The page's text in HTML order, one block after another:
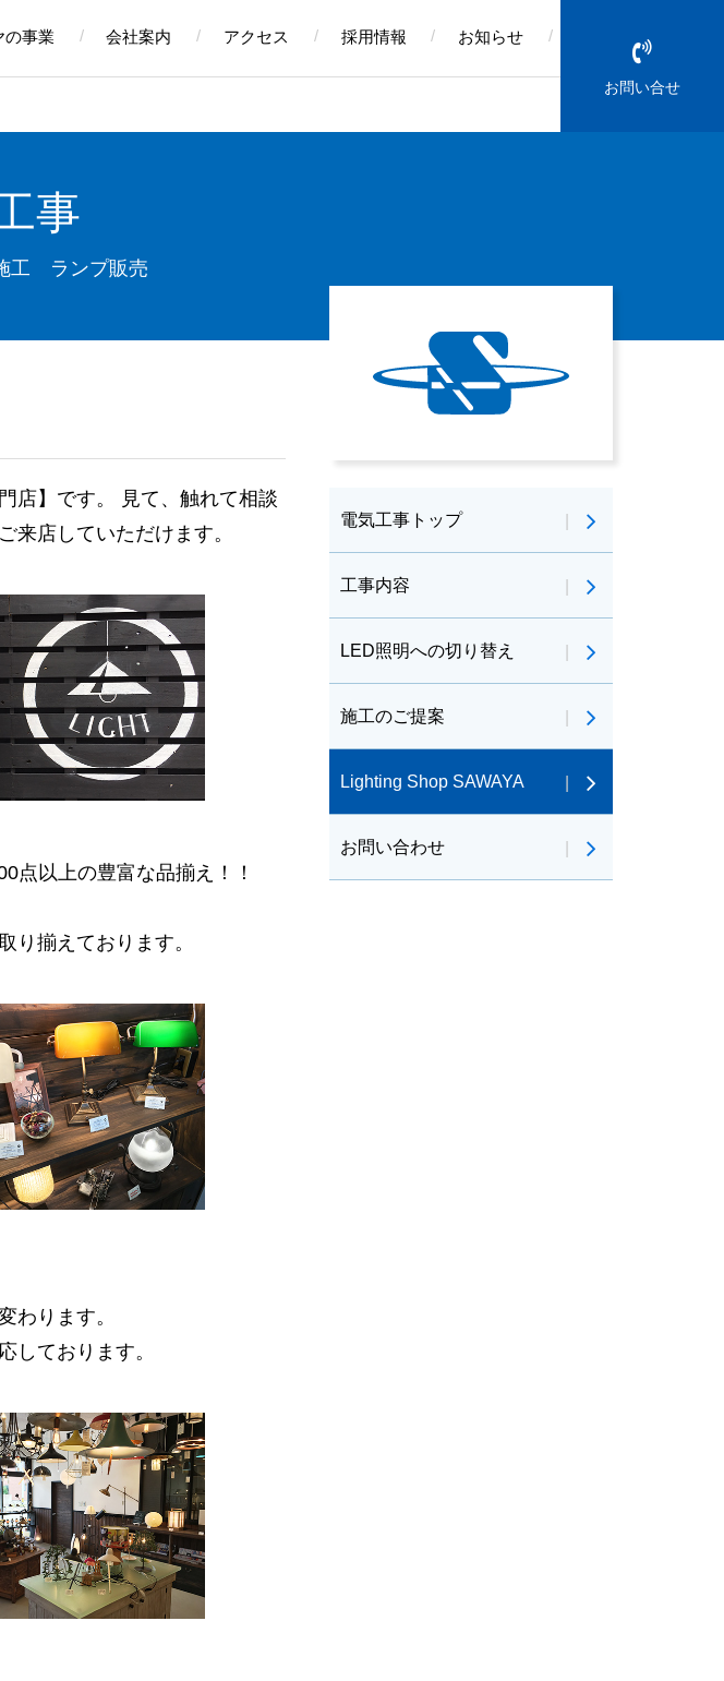
の事業 会社案内 アクセス 採用情報 お知らせ
お問い合せ
事
工 ランプ販売
店】です。 見て、触れて相談
来店していただけます。
点以上の豊富な品揃え！！
り揃えております。
わります。
しております。
電気工事トップ
工事内容
LED照明への切り替え
施工のご提案
Lighting Shop SAWAYA
お問い合わせ